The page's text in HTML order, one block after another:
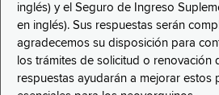
inglés) y el Seguro de Ingreso
en inglés). Sus respuestas serán
agradecemos su disposición para
los trámites de solicitud o renovación
respuestas ayudarán a mejorar estos